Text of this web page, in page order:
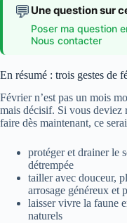
💬 Une question sur
Poser ma question
Nous contacter
En résumé : trois gestes de
Février n’est pas un mois
mais décisif. Si vous deviez
faire dès maintenant, ce
protéger et drainer le
détrempée
tailler avec douceur,
arrosage généreux et
laisser vivre la faune
naturels